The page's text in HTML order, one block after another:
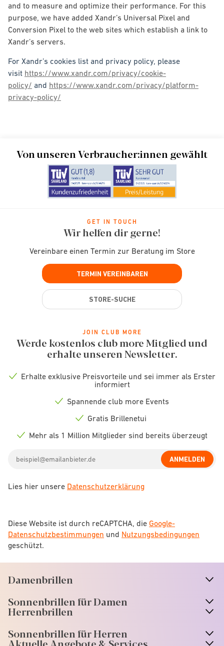
and to measure and optimize their performance. For this
purpose, we have added Xandr’s Universal Pixel and
Conversion Pixel to the web sites which establish a link to
Xandr’s servers.
For Xandr’s cookies list and privacy policy, please
visit https://www.xandr.com/privacy/cookie-
policy/ and https://www.xandr.com/privacy/platform-
privacy-policy/
Von unseren Verbraucher:innen gewählt
GET IN TOUCH
Wir helfen dir gerne!
Vereinbare einen Termin zur Beratung im Store
TERMIN VEREINBAREN
STORE-SUCHE
JOIN CLUB MORE
Werde kostenlos club more Mitglied und
erhalte unseren Newsletter.
Erhalte exklusive Preisvorteile und sei immer als Erster
informiert
Check
Spannende club more Events
icon
Gratis Brillenetui
Mehr als 1 Million Mitglieder sind bereits überzeugt
address
ANMELDEN
Lies hier unsere Datenschutzerklärung
Diese Website ist durch reCAPTCHA, die Google-
Datenschutzbestimmungen und Nutzungsbedingungen
geschützt.
Damenbrillen
Sonnenbrillen für Damen
Herrenbrillen
Sonnenbrillen für Herren